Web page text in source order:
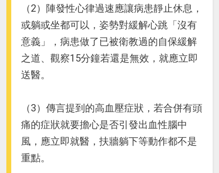
（2）陣發性心律過速應讓病患靜止休息，
或躺或坐都可以，姿勢對緩解心跳「沒有
意義」，病患做了已被衛教過的自保緩解
之道、觀察15分鐘若還是無效，就應立即
送醫。
（3）傳言提到的高血壓症狀，若合併有頭
痛的症狀就要擔心是否引發出血性腦中
風，應立即就醫，扶牆躺下等動作都不是
重點。